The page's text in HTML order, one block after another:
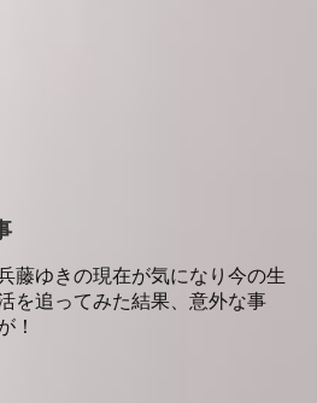
藤ゆきの現在が気になり今の生
を追ってみた結果、意外な事
！